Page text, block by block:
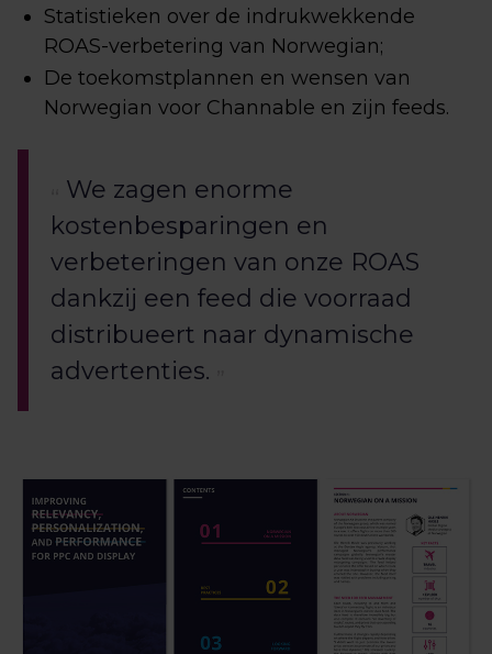
Statistieken over de indrukwekkende
ROAS-verbetering van Norwegian;
De toekomstplannen en wensen van
Norwegian voor Channable en zijn feeds.
We zagen enorme
kostenbesparingen en
verbeteringen van onze ROAS
dankzij een feed die voorraad
distribueert naar dynamische
advertenties.